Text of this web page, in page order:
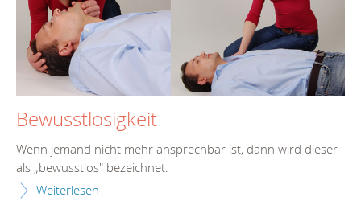
Bewusstlosigkeit
Wenn jemand nicht mehr ansprechbar ist, dann wird dieser
als „bewusstlos" bezeichnet.
Weiterlesen